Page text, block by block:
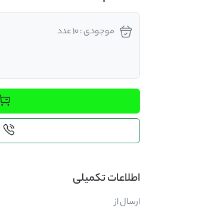
موجودی : 10 عدد
اطلاعات تکمیلی
ارسال از